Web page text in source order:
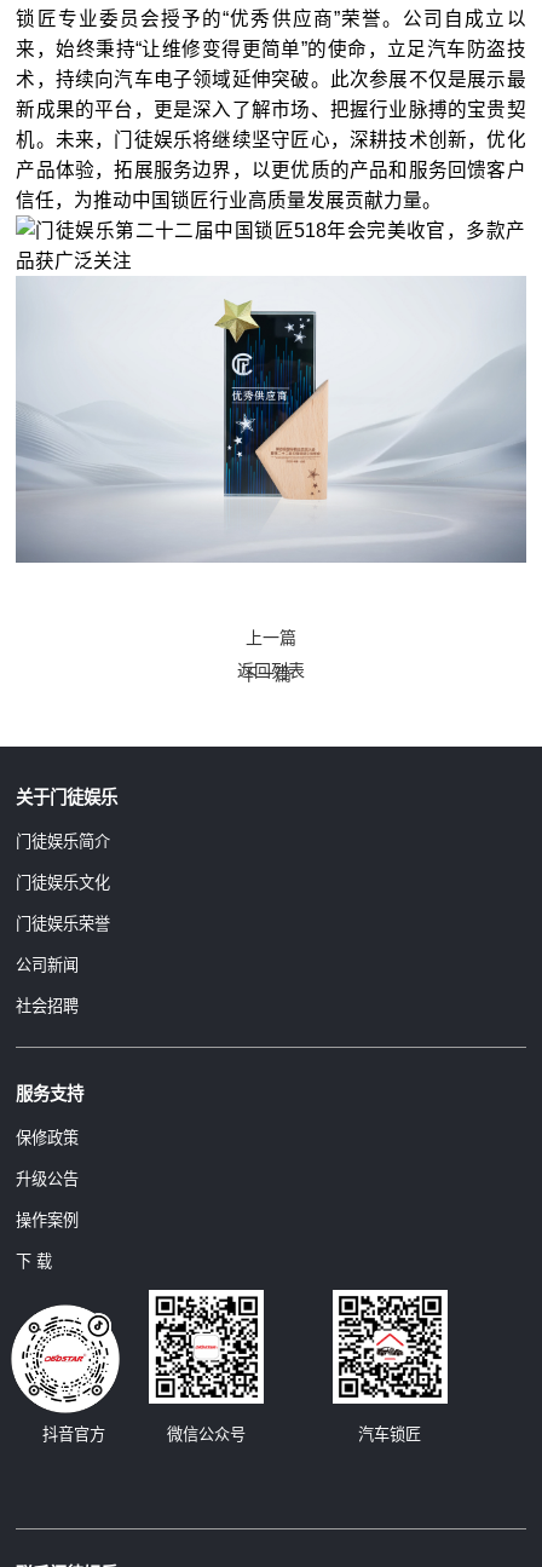
锁匠专业委员会授予的“优秀供应商”荣誉。公司自成立以
来，始终秉持“让维修变得更简单”的使命，立足汽车防盗技
术，持续向汽车电子领域延伸突破。此次参展不仅是展示最
新成果的平台，更是深入了解市场、把握行业脉搏的宝贵契
机。未来，门徒娱乐将继续坚守匠心，深耕技术创新，优化
产品体验，拓展服务边界，以更优质的产品和服务回馈客户
信任，为推动中国锁匠行业高质量发展贡献力量。
上一篇
下一篇
返回列表
关于门徒娱乐
门徒娱乐简介
门徒娱乐文化
门徒娱乐荣誉
公司新闻
社会招聘
服务支持
保修政策
升级公告
操作案例
下 载
微信公众号
抖音官方 汽车锁匠